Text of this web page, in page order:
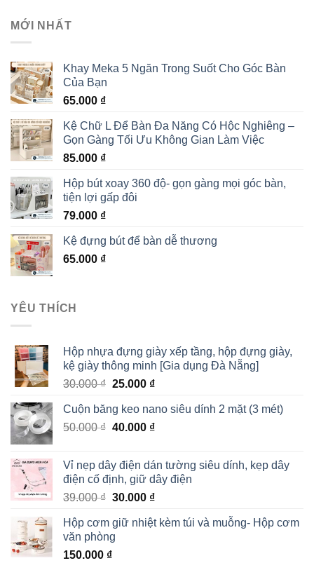
MỚI NHẤT
Khay Meka 5 Ngăn Trong Suốt Cho Góc Bàn
Của Bạn
65.000 ₫
Kệ Chữ L Để Bàn Đa Năng Có Hộc Nghiêng –
Gọn Gàng Tối Ưu Không Gian Làm Việc
85.000 ₫
Hộp bút xoay 360 độ- gọn gàng mọi góc bàn,
tiện lợi gấp đôi
79.000 ₫
Kệ đựng bút để bàn dễ thương
65.000 ₫
YÊU THÍCH
Hộp nhựa đựng giày xếp tầng, hộp đựng giày,
kệ giày thông minh [Gia dụng Đà Nẵng]
30.000₫ 25.000 ₫
Cuộn băng keo nano siêu dính 2 mặt (3 mét)
50.000₫ 40.000 ₫
Vỉ nẹp dây điện dán tường siêu dính, kẹp dây
điện cố định, giữ dây điện
39.000₫ 30.000 ₫
Hộp cơm giữ nhiệt kèm túi và muỗng- Hộp cơm
văn phòng
150.000 ₫